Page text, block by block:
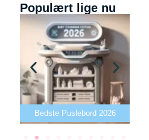
Populært lige nu
Bedste Puslebord 2026